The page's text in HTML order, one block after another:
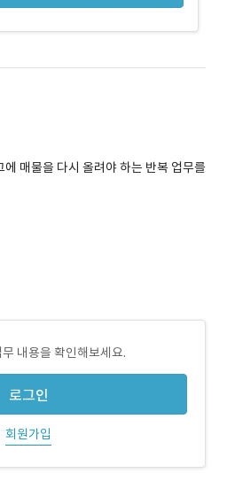
매물을 다시 올려야 하는 반복 업무를
내용을 확인해보세요.
로그인
회원가입